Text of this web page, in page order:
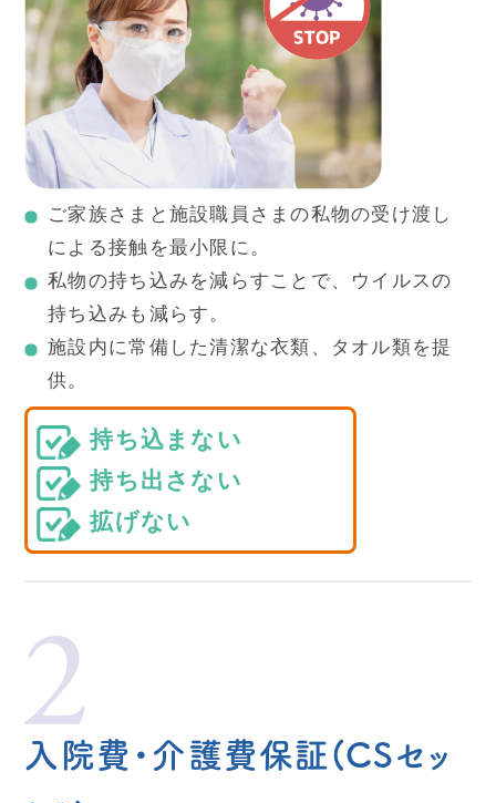
ご家族さまと施設職員さまの私物の受け渡し
による接触を最小限に。
私物の持ち込みを減らすことで、ウイルスの
持ち込みも減らす。
施設内に常備した清潔な衣類、タオル類を提
供。
持ち込まない
持ち出さない
拡げない
入院費・介護費保証(CSセッ